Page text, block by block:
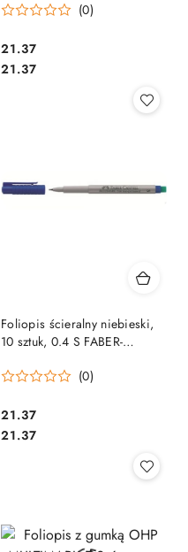
(0)
Cena:
21.37
Cena:
21.37
Foliopis ścieralny niebieski,
10 sztuk, 0.4 S FABER-
(0)
Cena:
21.37
Cena:
21.37